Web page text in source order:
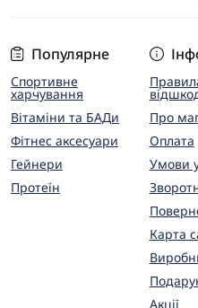
Популярне
Спортивне
харчування
Вітаміни та БАДи
Фітнес аксесуари
Гейнери
Протеїн
Про
Оплата
Умови
Карта
Акції